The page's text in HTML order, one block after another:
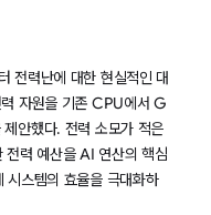
전력난에 대한 현실적인 대
자원을 기존 CPU에서 G
안했다. 전력 소모가 적은
력 예산을 AI 연산의 핵심
스템의 효율을 극대화하